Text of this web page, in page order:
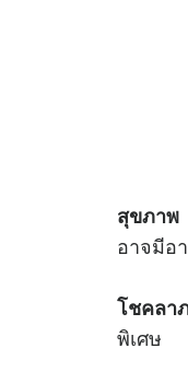
สุขภาพ
อาจมีอ
โชคลา
พิเ